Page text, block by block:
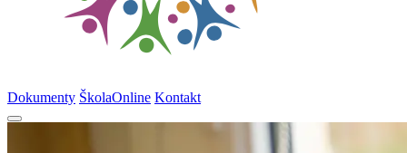
Dokumenty ŠkolaOnline Kontakt